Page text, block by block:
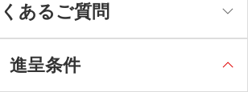
あるご質問
進呈条件